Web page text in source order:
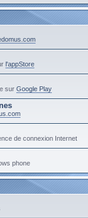
l'appStore
sur Google Play
de connexion Internet
phone